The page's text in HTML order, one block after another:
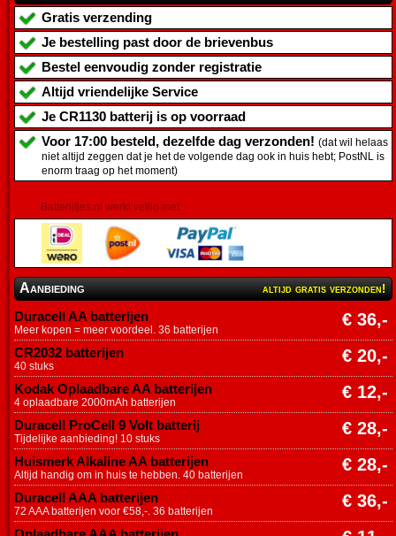
Gratis verzending
Je bestelling past door de brievenbus
Bestel eenvoudig zonder registratie
Altijd vriendelijke Service
Je CR1130 batterij is op voorraad
Voor 17:00 besteld, dezelfde dag verzonden! (dat wil helaas
niet altijd zeggen dat je het de volgende dag ook in huis hebt; PostNL is
enorm traag op het moment)
Batterijtjes.nl werkt veilig met:
Aanbieding altijd gratis verzonden!
Duracell AA batterijen € 36,-
Meer kopen = meer voordeel. 36 batterijen
CR2032 batterijen € 20,-
40 stuks
Kodak Oplaadbare AA batterijen € 12,-
4 oplaadbare 2000mAh batterijen
Duracell ProCell 9 Volt batterij € 28,-
Tijdelijke aanbieding! 10 stuks
Huismerk Alkaline AA batterijen € 28,-
Altijd handig om in huis te hebben. 40 batterijen
Duracell AAA batterijen € 36,-
72 AAA batterijen voor €58,-. 36 batterijen